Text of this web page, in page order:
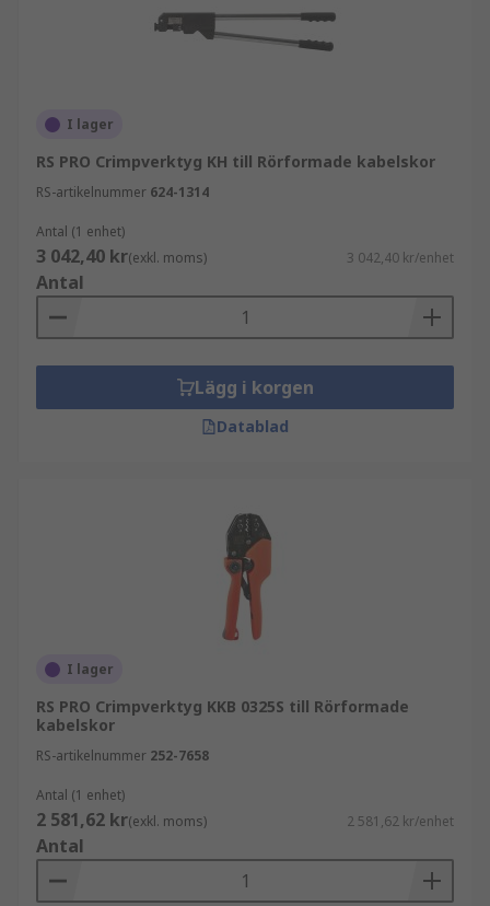
I lager
RS PRO Crimpverktyg KH till Rörformade kabelskor
RS-artikelnummer 624-1314
Antal (1 enhet)
3 042,40 kr(exkl. moms) 3 042,40 kr/enhet
Antal
Lägg i korgen
Datablad
I lager
RS PRO Crimpverktyg KKB 0325S till Rörformade
kabelskor
RS-artikelnummer 252-7658
Antal (1 enhet)
2 581,62 kr(exkl. moms) 2 581,62 kr/enhet
Antal